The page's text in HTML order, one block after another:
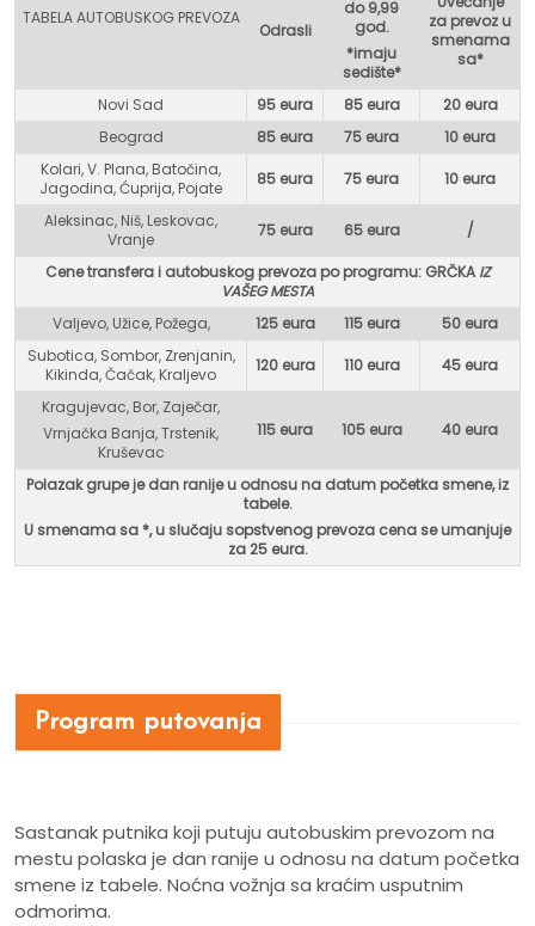
TABELA AUTOBUSKOG PREVOZA
Odrasli
do 9,99
god.
*imaju
sedište*
za prevoz u
smenama
sa*
Novi Sad 95 eura 85 eura
20 eura
Beograd
85 eura 75 eura
10 eura
Kolari, V. Plana, Batočina,
Jagodina, Ćuprija, Pojate
85 eura 75 eura 10 eura
Aleksinac, Niš, Leskovac,
Vranje
75 eura 65 eura /
Cene transfera i autobuskog prevoza po programu: GRČKA IZ
VAŠEG MESTA
Valjevo, Užice, Požega,
125 eura 115 eura
50 eura
Subotica, Sombor, Zrenjanin,
Kikinda, Čačak, Kraljevo
120 eura 110 eura 45 eura
Kragujevac, Bor, Zaječar,
Vrnjačka Banja, Trstenik,
Kruševac
115 eura 105 eura 40 eura
Polazak grupe je dan ranije u odnosu na datum početka smene, iz
tabele.
U smenama sa *, uslučaju sopstvenog prevoza cena se umanjuje
za 25 eura.
Program putovanja
Sastanak putnika koji putuju autobuskim prevozom na
mestu polaska je dan ranije u odnosu na datum početka
smene iz tabele. Noćna vožnja sa kraćim usputnim
odmorima.